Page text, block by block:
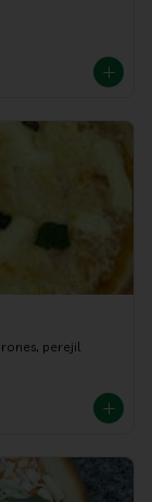
perejil